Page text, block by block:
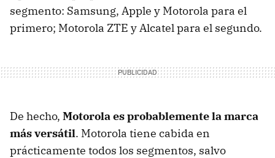
segmento: Samsung, Apple y Motorola para el
primero; Motorola ZTE y Alcatel para el segundo.
De hecho, Motorola es probablemente la marca
más versátil. Motorola tiene cabida en
prácticamente todos los segmentos, salvo